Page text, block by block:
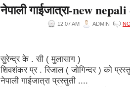
नेपाली गाईजात्रा-new
12:07 AM ADMIN
सुरेन्द्र के . सी ( मुलासाग )
शिवशंकर प्र . रिजाल ( जोगिन्दर ) को
नेपाली गाईजात्रा प्रस्तुती ....